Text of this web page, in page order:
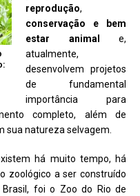
reprodução,
conservação e bem
estar animal
e,
atualmente,
desenvolvem projetos
de fundamental
importância para
completo, além de
sua natureza selvagem.
há muito tempo, há
zoológico a ser construído
foi o Zoo do Rio de